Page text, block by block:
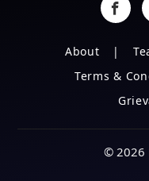
About
Terms &
© 2026